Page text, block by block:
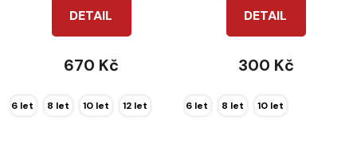
DETAIL
670 Kč
6 let 8 let 10 let 12 let
DETAIL
300 Kč
6 let 8 let 10 let